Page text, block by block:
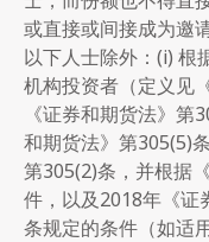
或直接或间接成为邀
以下人士除外：(i) 根
机构投资者（定义见
《证券和期货法》
和期货法》第305(5)
第305(2)条，并根据
件，以及2018年《证
条规定的条件（如适